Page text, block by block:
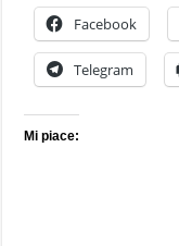
Facebook
Telegram
Mi piace: